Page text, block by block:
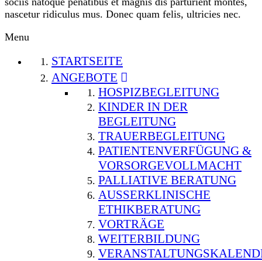
nascetur ridiculus mus. Donec quam felis, ultricies nec.
Menu
STARTSEITE
ANGEBOTE
HOSPIZBEGLEITUNG
KINDER IN DER
BEGLEITUNG
TRAUERBEGLEITUNG
PATIENTENVERFÜGUNG &
VORSORGEVOLLMACHT
PALLIATIVE BERATUNG
AUSSERKLINISCHE E
THIKBERATUNG
VORTRÄGE
WEITERBILDUNG